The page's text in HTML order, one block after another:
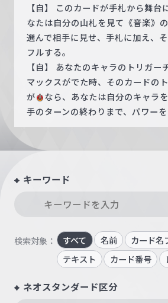
【自】 このカードが手札から舞台
なたは自分の山札を見て《音楽》
選んで相手に見せ、手札に加え、
フルする。
【自】 あなたのキャラのトリガー
マックスがでた時、そのカードの
が
なら、あなたは自分のキャラ
手のターンの終わりまで、パワーを
キーワード
検索対象： すべて 名前 カード名
テキスト
カード番号
ネオスタンダード区分